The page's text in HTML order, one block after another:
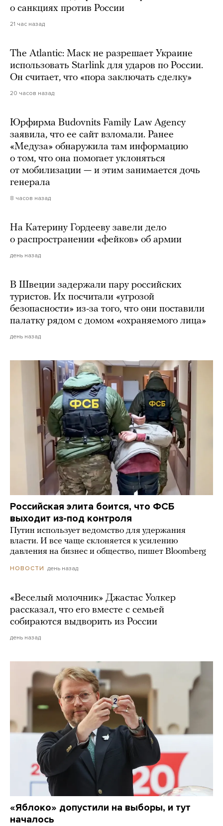
о санкциях против России
21 час назад
The Atlantic: Маск не разрешает Украине
использовать Starlink для ударов по России.
Он считает, что «пора заключать сделку»
20 часов назад
Юрфирма Budovnits Family Law Agency
заявила, что ее сайт взломали. Ранее
«Медуза» обнаружила там информацию
о том, что она помогает уклоняться
от мобилизации — и этим занимается дочь
генерала
8 часов назад
На Катерину Гордееву завели дело
о распространении «фейков» об армии
день назад
В Швеции задержали пару российских
туристов. Их посчитали «угрозой
безопасности» из-за того, что они поставили
палатку рядом с домом «охраняемого лица»
день назад
Российская элита боится, что ФСБ
выходит из-под контроля
Путин использует ведомство для удержания
власти. И все чаще склоняется к усилению
давления на бизнес и общество, пишет Bloomberg
НОВОСТИ день назад
«Веселый молочник» Джастас Уолкер
рассказал, что его вместе с семьей
собираются выдворить из России
день назад
«Яблоко» допустили на выборы, и тут
началось